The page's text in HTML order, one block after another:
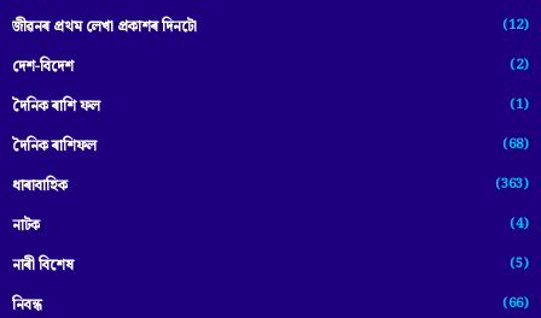
জীৱনৰ প্ৰথম লেখা প্ৰকাশৰ দিনটো (12)
দেশ-বিদেশ (2)
দৈনিক ৰাশি ফল (1)
দৈনিক ৰাশিফল (68)
ধাৰাবাহিক (363)
নাটক (4)
নাৰী বিশেষ (5)
নিবন্ধ (66)